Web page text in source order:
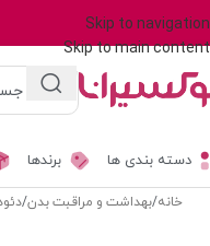
Skip to navigation
Skip to main content
دسته بندی ها برندها
خانه/بهداشت و مراقبت بدن/